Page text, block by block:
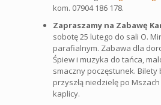
kom. 07904 186 178.
Zapraszamy na Zabawę
sobotę 25 lutego do sali O.
parafialnym. Zabawa dla
Śpiew i muzyka do tańca,
smaczny poczęstunek. Bilety
przyszłą niedzielę po
kaplicy.